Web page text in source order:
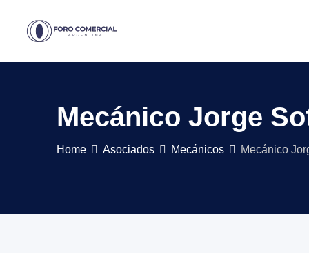
Mecánico Jorge
Home Asociados Mecánicos Mecánico